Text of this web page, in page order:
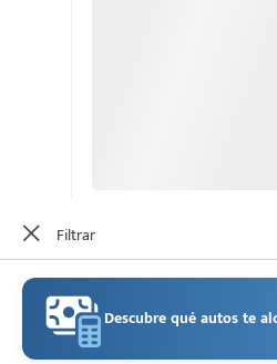
Filtrar
Descubre qué autos te